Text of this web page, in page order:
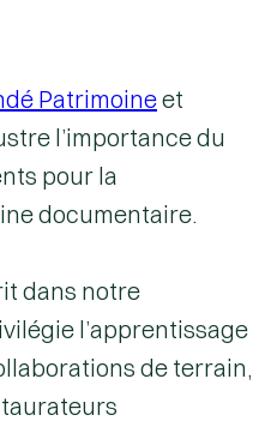
Patrimoineet
l’importance du
pour la
documentaire.
dans notre
l’apprentissage
deterrain,